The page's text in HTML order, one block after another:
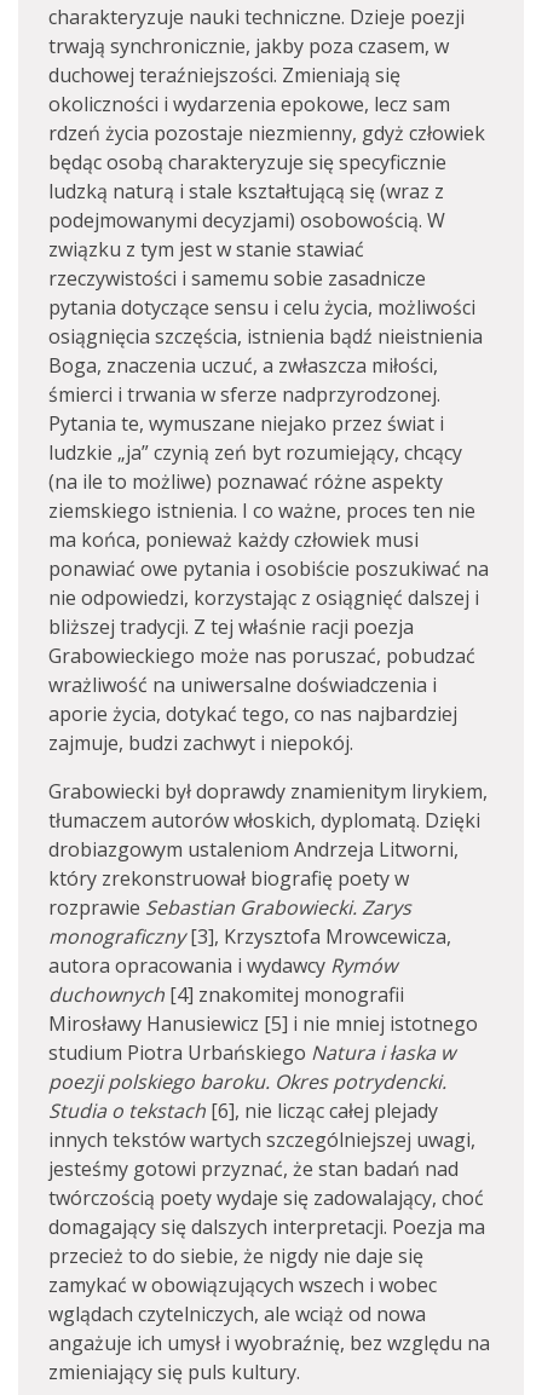
charakteryzuje nauki techniczne. Dzieje poezji
trwają synchronicznie, jakby poza czasem, w
duchowej teraźniejszości. Zmieniają się
okoliczności i wydarzenia epokowe, lecz sam
rdzeń życia pozostaje niezmienny, gdyż człowiek
będąc osobą charakteryzuje się specyficznie
ludzką naturą i stale kształtującą się (wraz z
podejmowanymi decyzjami) osobowością. W
związku z tym jest w stanie stawiać
rzeczywistości i samemu sobie zasadnicze
pytania dotyczące sensu i celu życia, możliwości
osiągnięcia szczęścia, istnienia bądź nieistnienia
Boga, znaczenia uczuć, a zwłaszcza miłości,
śmierci i trwania w sferze nadprzyrodzonej.
Pytania te, wymuszane niejako przez świat i
ludzkie „ja” czynią zeń byt rozumiejący, chcący
(na ile to możliwe) poznawać różne aspekty
ziemskiego istnienia. I co ważne, proces ten nie
ma końca, ponieważ każdy człowiek musi
ponawiać owe pytania i osobiście poszukiwać na
nie odpowiedzi, korzystając z osiągnięć dalszej i
bliższej tradycji. Z tej właśnie racji poezja
Grabowieckiego może nas poruszać, pobudzać
wrażliwość na uniwersalne doświadczenia i
aporie życia, dotykać tego, co nas najbardziej
zajmuje, budzi zachwyt i niepokój.
Grabowiecki był doprawdy znamienitym lirykiem,
tłumaczem autorów włoskich, dyplomatą. Dzięki
drobiazgowym ustaleniom Andrzeja Litworni,
który zrekonstruował biografię poety w
rozprawie Sebastian Grabowiecki. Zarys
monograficzny[3], Krzysztofa Mrowcewicza,
autora opracowania i wydawcy Rymów
duchownych [4] znakomitej monografii
Mirosławy Hanusiewicz [5] i nie mniej istotnego
studium Piotra Urbańskiego Natura i łaska w
poezji polskiego baroku. Okres potrydencki.
Studia o tekstach [6], nie licząc całej plejady
innych tekstów wartych szczególniejszej uwagi,
jesteśmy gotowi przyznać, że stan badań nad
twórczością poety wydaje się zadowalający, choć
domagający się dalszych interpretacji. Poezja ma
przecież to do siebie, że nigdy nie daje się
zamykać w obowiązujących wszech i wobec
wglądach czytelniczych, ale wciąż od nowa
angażuje ich umysł i wyobraźnię, bez względu na
zmieniający się puls kultury.